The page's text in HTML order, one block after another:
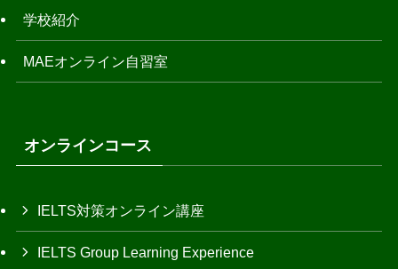
学校紹介
MAEオンライン自習室
オンラインコース
IELTS対策オンライン講座
IELTS Group Learning Experience